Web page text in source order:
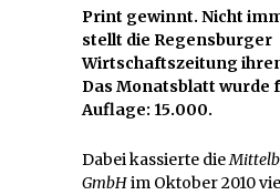
Print gewinnt. Nicht
stellt die Regensburger
Wirtschaftszeitung
Das Monatsblatt wurde
Auflage: 15.000.
Dabei kassierte die
GmbHim Oktober 2010